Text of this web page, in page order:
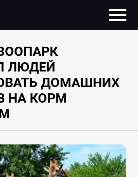
ЛЮДЕЙ
ДОМАШНИХ
НА КОРМ